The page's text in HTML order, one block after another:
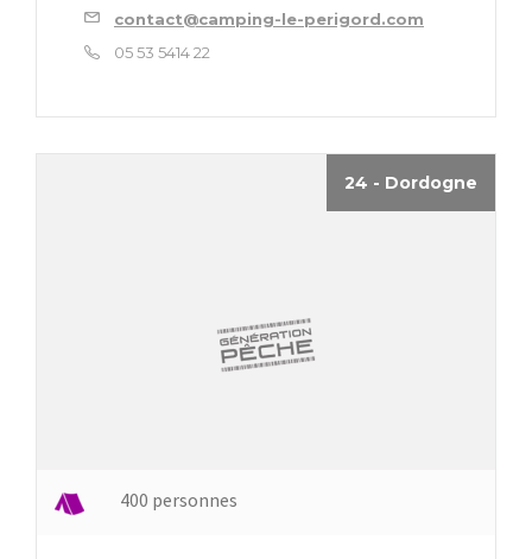
contact@camping-le-perigord.com
05 53 5414 22
24 - Dordogne
400 personnes